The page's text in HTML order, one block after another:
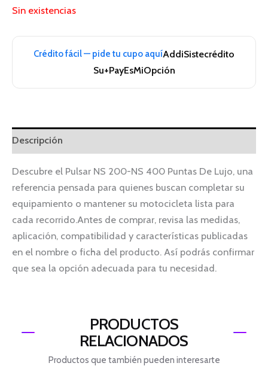
Sin existencias
Crédito fácil — pide tu cupo aquíAddiSistecrédito
Su+PayEsMiOpción
Descripción
Descubre el Pulsar NS 200-NS 400 Puntas De Lujo, una
referencia pensada para quienes buscan completar su
equipamiento o mantener su motocicleta lista para
cada recorrido.Antes de comprar, revisa las medidas,
aplicación, compatibilidad y características publicadas
en el nombre o ficha del producto. Así podrás confirmar
que sea la opción adecuada para tu necesidad.
PRODUCTOS
RELACIONADOS
Productos que también pueden interesarte